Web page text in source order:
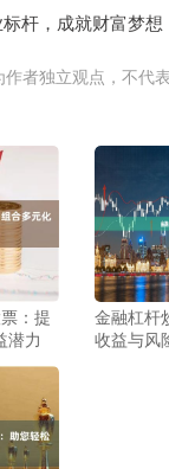
杆，成就财富梦想
作者独立观点，不代
：提
潜力
金融杠杆
收益与风